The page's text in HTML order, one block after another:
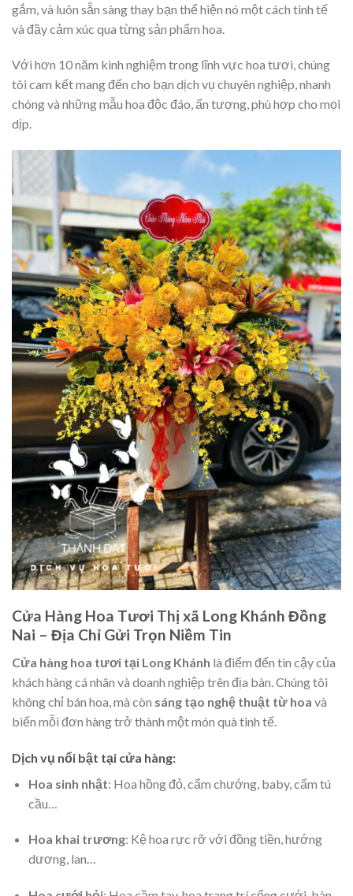
gắm, và luôn sẵn sàng thay bạn thể hiện nó một cách tinh tế
và đầy cảm xúc qua từng sản phẩm hoa.
Với hơn 10 năm kinh nghiệm trong lĩnh vực hoa tươi, chúng
tôi cam kết mang đến cho bạn dịch vụ chuyên nghiệp, nhanh
chóng và những mẫu hoa độc đáo, ấn tượng, phù hợp cho mọi
dịp.
Cửa Hàng Hoa Tươi Thị xã Long Khánh Đồng
Nai – Địa Chỉ Gửi Trọn Niềm Tin
Cửa hàng hoa tươi tại Long Khánh là điểm đến tin cậy của
khách hàng cá nhân và doanh nghiệp trên địa bàn. Chúng tôi
không chỉ bán hoa, mà còn sáng tạo nghệ thuật từ hoa và
biến mỗi đơn hàng trở thành một món quà tinh tế.
Dịch vụ nổi bật tại cửa hàng:
Hoa sinh nhật: Hoa hồng đỏ, cẩm chướng, baby, cẩm tú
cầu…
Hoa khai trương: Kệ hoa rực rỡ với đồng tiền, hướng
dương, lan…